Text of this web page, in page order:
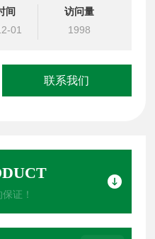
胀系数，体膨胀及线性膨
究新材料在环境下的一种
间
01
访问量
1998
联系我们
证！